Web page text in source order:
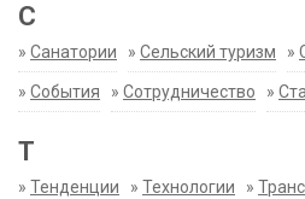
С
» Санатории » Сельский туризм »
» События » Сотрудничество »
Т
» Тенденции » Технологии »